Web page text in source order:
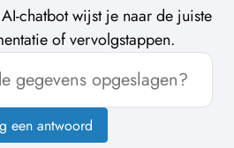
chatbot wijst je naar de juiste
of vervolgstappen.
een antwoord